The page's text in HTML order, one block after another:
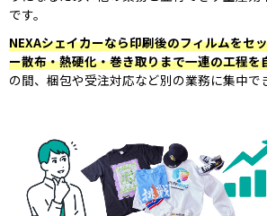
です。
NEXAシェイカーなら印刷後のフィルムをセ
ー散布・熱硬化・巻き取りまで一連の工程を
の間、梱包や受注対応など別の業務に集中で